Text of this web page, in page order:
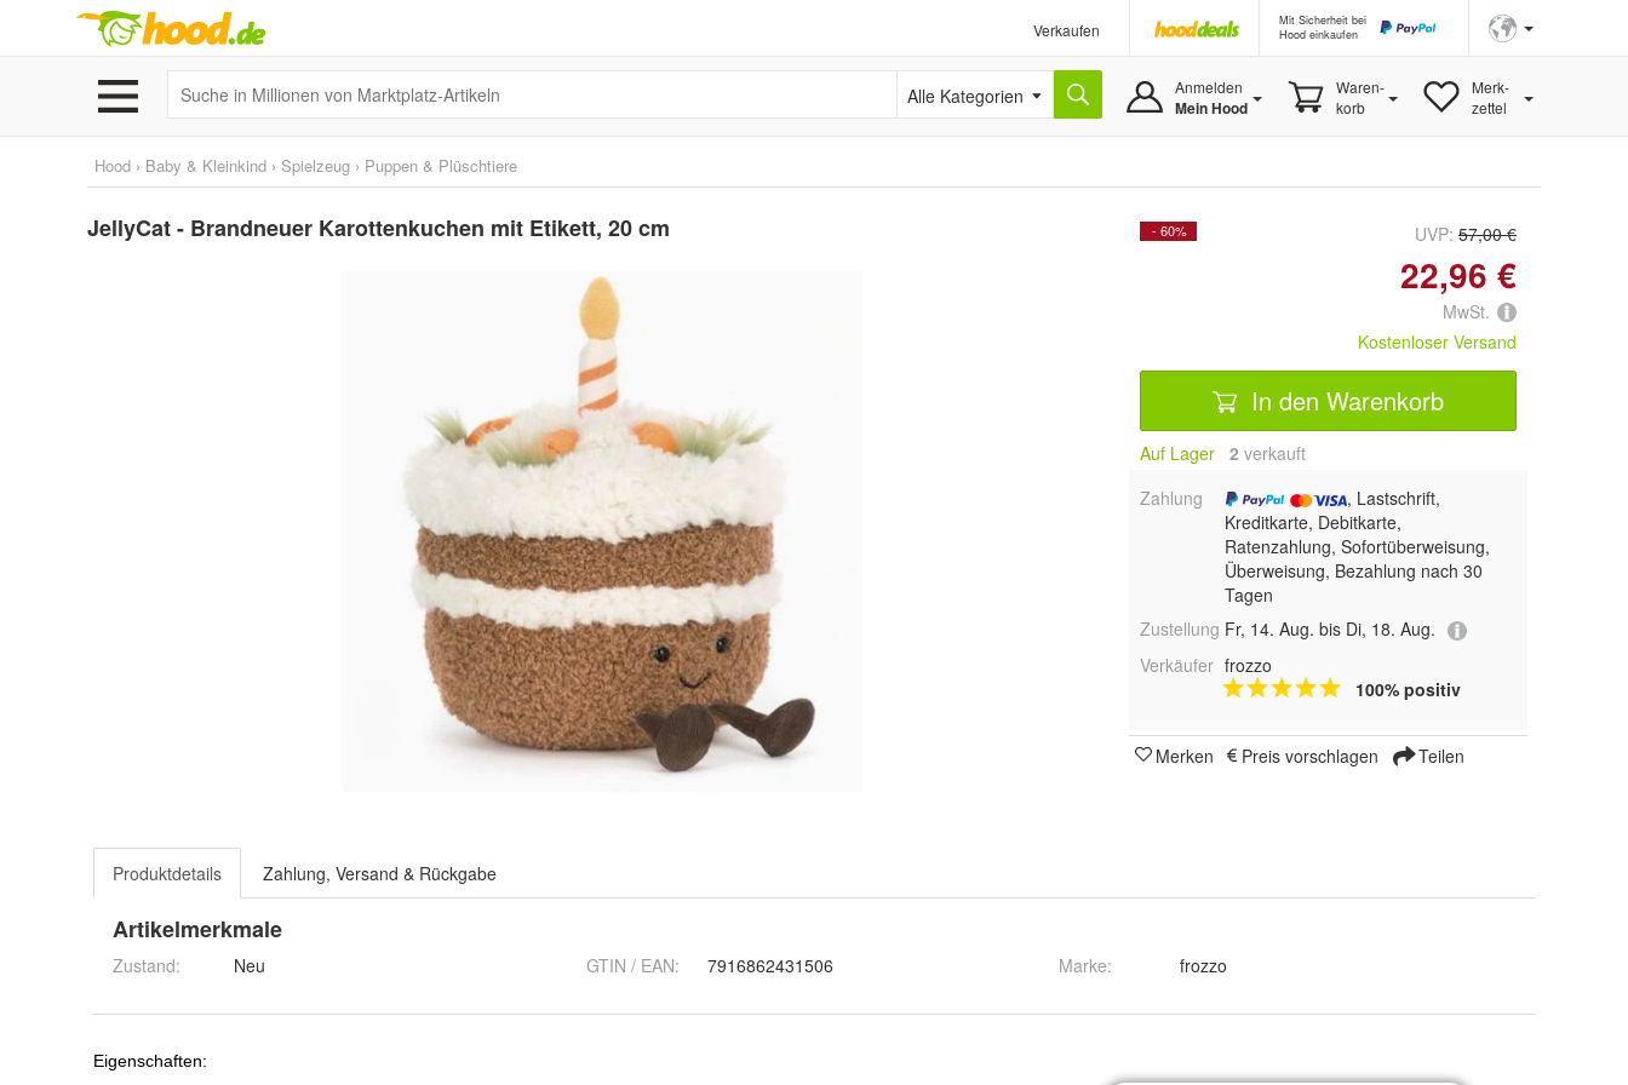
Verkaufen
Mit Sicherheit bei
Hood einkaufen
Alle Kategorien Anmelden
Mein Hood
Waren-
korb
Merk-
zettel
Hood › Baby & Kleinkind › Spielzeug › Puppen & Plüschtiere
JellyCat - Brandneuer Karottenkuchen mit Etikett, 20 cm - 60% UVP: 57,00 €
22,96 €
MwSt.
Kostenloser Versand
In den Warenkorb
Auf Lager 2 verkauft
Zahlung
, Lastschrift,
Kreditkarte, Debitkarte,
Ratenzahlung, Sofortüberweisung,
Überweisung, Bezahlung nach 30
Tagen
Zustellung Fr, 14. Aug. bis Di, 18. Aug.
Verkäufer frozzo
100% positiv
Merken Preis vorschlagen Teilen
Produktdetails Zahlung, Versand & Rückgabe
Artikelmerkmale
Zustand: Neu GTIN / EAN: 7916862431506 Marke: frozzo